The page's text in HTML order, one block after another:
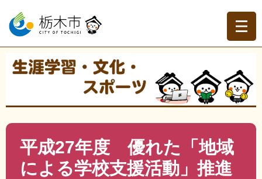
ー
の
ニ
ー
て
本
現在地
生涯学習・文化・スポーツ >生涯学習>
ボランティア・地域連携>
平成27年度 優れた「地域に
よる学校支援活動」推進にかかる文部科学大臣表彰を受賞
平成27年度 優れた「地域
による学校支援活動」推進